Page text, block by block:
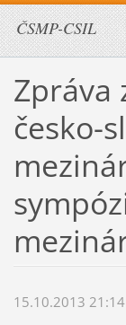
ČSMP-CSIL
Zpráva
česko-
15.10.2013 21:14